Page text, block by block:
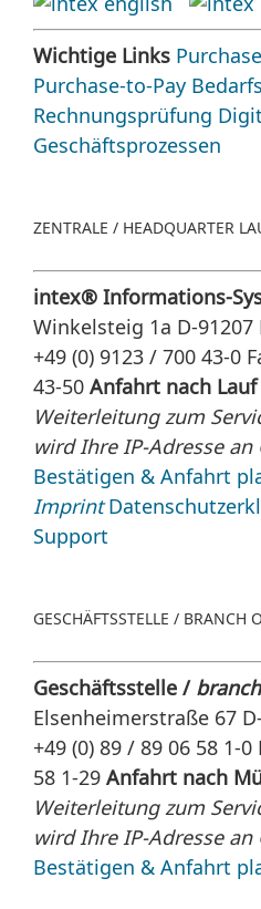
Wichtige Links
Purchase-to-Pay
Rechnungsprüfung
Geschäftsprozessen
ZENTRALE / HEADQUARTER
intex® Informations-
Winkelsteig 1a D-91207
+49 (0) 9123 / 700 43-0
43-50 Anfahrt nach
Weiterleitung zum
wird Ihre IP-Adresse
Bestätigen & Anfahrt
Imprint
Support
GESCHÄFTSSTELLE / BRANCH
Geschäftsstelle /
Elsenheimerstraße 67
+49 (0) 89 / 89 06 58 1-
58 1-29 Anfahrt nach
Weiterleitung zum
wird Ihre IP-Adresse
Bestätigen & Anfahrt